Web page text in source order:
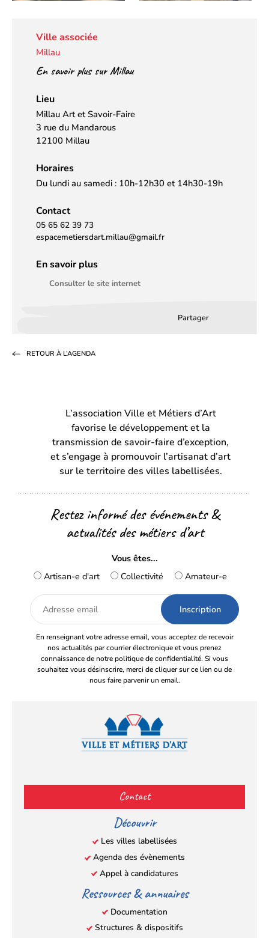
Ville associée
Millau
En savoir plus sur Millau
Lieu
Millau Art et Savoir-Faire
3 rue du Mandarous
12100 Millau
Horaires
Du lundi au samedi : 10h-12h30 et 14h30-19h
Contact
05 65 62 39 73
espacemetiersdart.millau@gmail.fr
En savoir plus
Consulter le site internet
Partager
un
onglet)onglet)
RETOUR À L’AGENDA
L’association Ville et Métiers d’Art
favorise le développement et la
transmission de savoir-faire d’exception,
et s’engage à promouvoir l’artisanat d’art
sur le territoire des villes labellisées.
Restez informé des événements &
actualités des métiers d’art
Vous êtes...
Artisan-e d'art
Collectivité Amateur-e
Adresse
email
En renseignant votre adresse email, vous acceptez de recevoir
nos actualités par courrier électronique et vous prenez
connaissance de notre politique de confidentialité. Si vous
souhaitez vous désinscrire, merci de cliquer sur ce lien ou de
nous faire parvenir un email.
(s’ouvre
dans
nouvel
onglet)
(s’ouvre
dans
nouvel
onglet)
(s’ouvre
dans
nouvel
onglet)
(s’ouvre
nouvel
onglet)
Contact
Découvrir
Les villes labellisées
Agenda des évènements
Appel à candidatures
Ressources & annuaires
Documentation
Structures & dispositifs